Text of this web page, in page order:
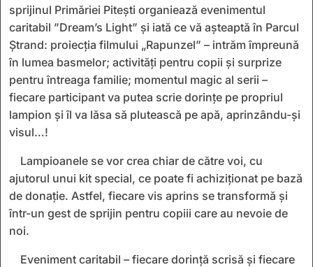
sprijinul Primăriei Pitești organiează evenimentul
caritabil ”Dream’s Light” și iată ce vă așteaptă în Parcul
Ștrand: proiecția filmului „Rapunzel” – intrăm împreună
în lumea basmelor; activități pentru copii și surprize
pentru întreaga familie; momentul magic al serii –
fiecare participant va putea scrie dorințe pe propriul
lampion și îl va lăsa să plutească pe apă, aprinzându-și
visul…!
Lampioanele se vor crea chiar de către voi, cu
ajutorul unui kit special, ce poate fi achiziționat pe bază
de donație. Astfel, fiecare vis aprins se transformă și
într-un gest de sprijin pentru copiii care au nevoie de
noi.
Eveniment caritabil – fiecare dorință scrisă și fiecare